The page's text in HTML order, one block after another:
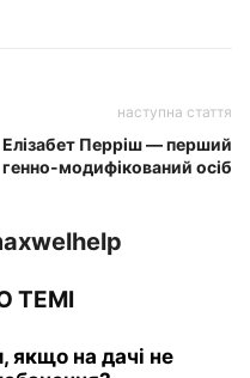
наступна стаття
Елізабет Перріш — перший
генно-модифікований осіб
ТЕМІ
якщо на дачі не